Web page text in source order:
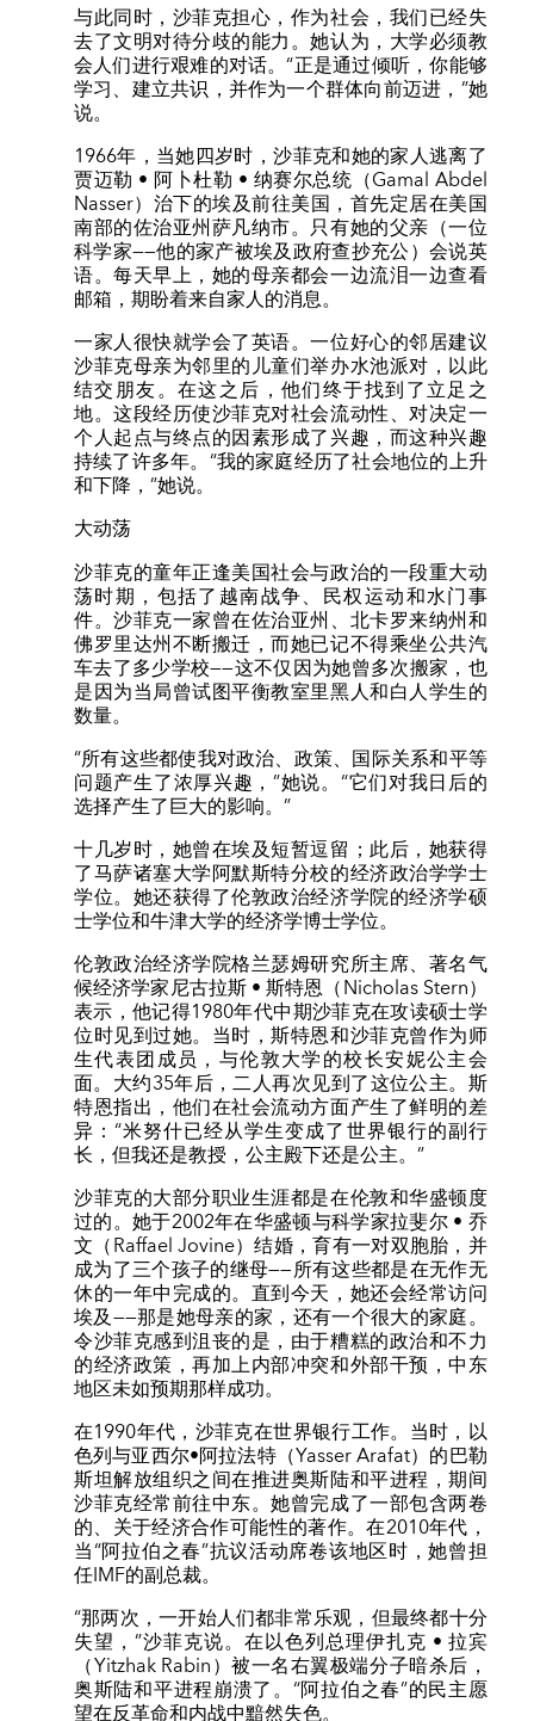
与此同时，沙菲克担心，作为社会，我们已经失
去了文明对待分歧的能力。她认为，大学必须教
会人们进行艰难的对话。“正是通过倾听，你能够
学习、建立共识，并作为一个群体向前迈进，”她
说。
1966年，当她四岁时，沙菲克和她的家人逃离了
贾迈勒 • 阿卜杜勒 • 纳赛尔总统（Gamal Abdel
Nasser）治下的埃及前往美国，首先定居在美国
南部的佐治亚州萨凡纳市。只有她的父亲（一位
科学家——他的家产被埃及政府查抄充公）会说英
语。每天早上，她的母亲都会一边流泪一边查看
邮箱，期盼着来自家人的消息。
一家人很快就学会了英语。一位好心的邻居建议
沙菲克母亲为邻里的儿童们举办水池派对，以此
结交朋友。在这之后，他们终于找到了立足之
地。这段经历使沙菲克对社会流动性、对决定一
个人起点与终点的因素形成了兴趣，而这种兴趣
持续了许多年。“我的家庭经历了社会地位的上升
和下降，”她说。
大动荡
沙菲克的童年正逢美国社会与政治的一段重大动
荡时期，包括了越南战争、民权运动和水门事
件。沙菲克一家曾在佐治亚州、北卡罗来纳州和
佛罗里达州不断搬迁，而她已记不得乘坐公共汽
车去了多少学校——这不仅因为她曾多次搬家，也
是因为当局曾试图平衡教室里黑人和白人学生的
数量。
“所有这些都使我对政治、政策、国际关系和平等
问题产生了浓厚兴趣，”她说。“它们对我日后的
选择产生了巨大的影响。”
十几岁时，她曾在埃及短暂逗留；此后，她获得
了马萨诸塞大学阿默斯特分校的经济政治学学士
学位。她还获得了伦敦政治经济学院的经济学硕
士学位和牛津大学的经济学博士学位。
伦敦政治经济学院格兰瑟姆研究所主席、著名气
候经济学家尼古拉斯 • 斯特恩（Nicholas Stern）
表示，他记得1980年代中期沙菲克在攻读硕士学
位时见到过她。当时，斯特恩和沙菲克曾作为师
生代表团成员，与伦敦大学的校长安妮公主会
面。大约35年后，二人再次见到了这位公主。斯
特恩指出，他们在社会流动方面产生了鲜明的差
异：“米努什已经从学生变成了世界银行的副行
长，但我还是教授，公主殿下还是公主。”
沙菲克的大部分职业生涯都是在伦敦和华盛顿度
过的。她于2002年在华盛顿与科学家拉斐尔 • 乔
文（Raffael Jovine）结婚，育有一对双胞胎，并
成为了三个孩子的继母——所有这些都是在无作无
休的一年中完成的。直到今天，她还会经常访问
埃及——那是她母亲的家，还有一个很大的家庭。
令沙菲克感到沮丧的是，由于糟糕的政治和不力
的经济政策，再加上内部冲突和外部干预，中东
地区未如预期那样成功。
在1990年代，沙菲克在世界银行工作。当时，以
色列与亚西尔•阿拉法特（Yasser Arafat）的巴勒
斯坦解放组织之间在推进奥斯陆和平进程，期间
沙菲克经常前往中东。她曾完成了一部包含两卷
的、关于经济合作可能性的著作。在2010年代，
当“阿拉伯之春”抗议活动席卷该地区时，她曾担
任IMF的副总裁。
“那两次，一开始人们都非常乐观，但最终都十分
失望，”沙菲克说。在以色列总理伊扎克 • 拉宾
（Yitzhak Rabin）被一名右翼极端分子暗杀后，
奥斯陆和平进程崩溃了。“阿拉伯之春”的民主愿
望在反革命和内战中黯然失色。